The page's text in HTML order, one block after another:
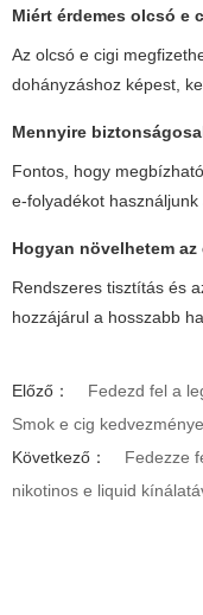
Miért érdemes olcsó e
Az olcsó e cigi
dohányzáshoz képest,
Mennyire
Fontos, hogy
e-folyadékot használjunk
Hogyan növelhetem
Rendszeres tisztítás és
hozzájárul a hosszabb
Előző：
Fedezd fel a
Smok e cig
Következő：
Fedezze
nikotinos e liquid